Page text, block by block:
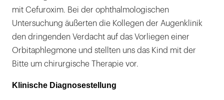
mit Cefuroxim. Bei der ophthalmologischen
Untersuchung äußerten die Kollegen der Augenklinik
den dringenden Verdacht auf das Vorliegen einer
Orbitaphlegmone und stellten uns das Kind mit der
Bitte um chirurgische Therapie vor.
Klinische Diagnosestellung